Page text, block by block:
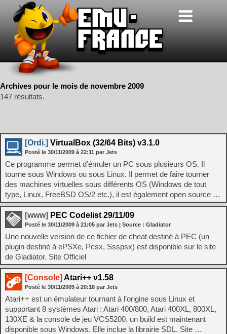
Archives pour le mois de novembre 2009
147 résultats.
[Ordi.] VirtualBox (32/64 Bits) v3.1.0
Posté le 30/11/2009 à 22:11 par Jets
Ce programme permet d’émuler un PC sous plusieurs OS. Il
tourne sous Windows ou sous Linux. Il permet de faire tourner
des machines virtuelles sous différents OS (Windows de tout
type, Linux, FreeBSD OS/2 etc.), il est également open source …
[www] PEC Codelist 29/11/09
Posté le 30/11/2009 à 21:05 par Jets | Source : Gladiator
Une nouvelle version de ce fichier de cheat destiné à PEC (un
plugin destiné à ePSXe, Pcsx, Ssspsx) est disponible sur le site
de Gladiator. Site Officiel
[Console] Atari++ v1.58
Posté le 30/11/2009 à 20:18 par Jets
Atari++ est un émulateur tournant à l’origine sous Linux et
supportant 8 systèmes Atari : Atari 400/800, Atari 400XL, 800XL,
130XE & la console de jeu VCS5200. un build est maintenant
disponible sous Windows. Elle inclue la librairie SDL. Site …